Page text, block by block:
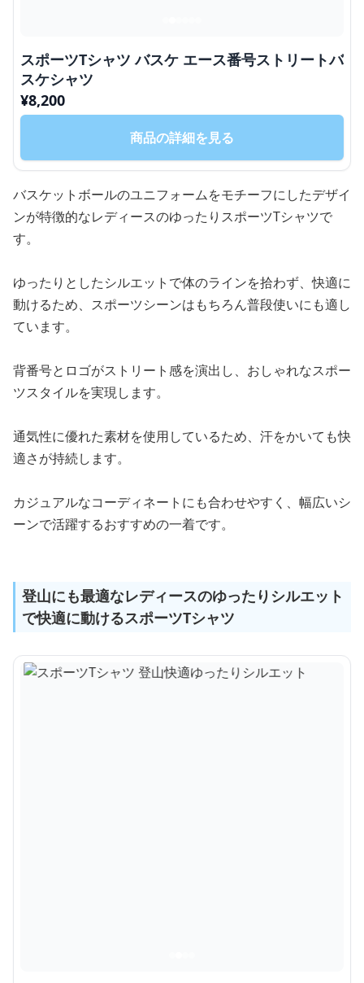
スポーツTシャツ バスケ エース番号ストリートバ
スケシャツ
¥8,200
商品の詳細を見る
バスケットボールのユニフォームをモチーフにしたデザイ
ンが特徴的なレディースのゆったりスポーツTシャツで
す。
ゆったりとしたシルエットで体のラインを拾わず、快適に
動けるため、スポーツシーンはもちろん普段使いにも適し
ています。
背番号とロゴがストリート感を演出し、おしゃれなスポー
ツスタイルを実現します。
通気性に優れた素材を使用しているため、汗をかいても快
適さが持続します。
カジュアルなコーディネートにも合わせやすく、幅広いシ
ーンで活躍するおすすめの一着です。
登山にも最適なレディースのゆったりシルエット
で快適に動けるスポーツTシャツ